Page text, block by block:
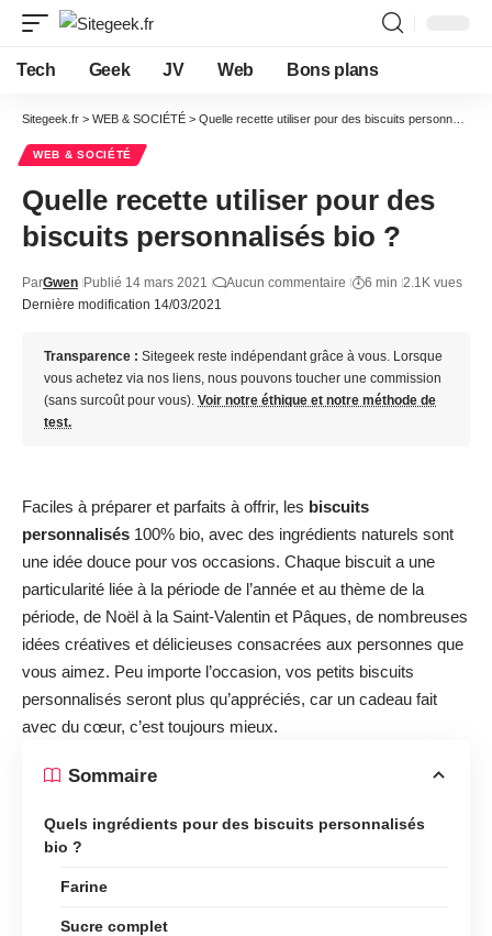
Tech Geek JV Web Bons plans
Sitegeek.fr > WEB & SOCIÉTÉ > Quelle recette utiliser pour des biscuits personnalisés bio ?
WEB & SOCIÉTÉ
Quelle recette utiliser pour des
biscuits personnalisés bio ?
Dernière modification 14/03/2021
ParGwen Publié 14 mars 2021 Aucun commentaire 6 min 2.1K vues
Transparence : Sitegeek reste indépendant grâce à vous. Lorsque
vous achetez via nos liens, nous pouvons toucher une commission
(sans surcoût pour vous). Voir notre éthique et notre méthode de
test.
Faciles à préparer et parfaits à offrir, les biscuits
personnalisés 100% bio, avec des ingrédients naturels sont
une idée douce pour vos occasions. Chaque biscuit a une
particularité liée à la période de l’année et au thème de la
période, de Noël à la Saint-Valentin et Pâques, de nombreuses
idées créatives et délicieuses consacrées aux personnes que
vous aimez. Peu importe l’occasion, vos petits biscuits
personnalisés seront plus qu’appréciés, car un cadeau fait
avec du cœur, c’est toujours mieux.
Sommaire
Quels ingrédients pour des biscuits personnalisés
bio ?
Farine
Sucre complet